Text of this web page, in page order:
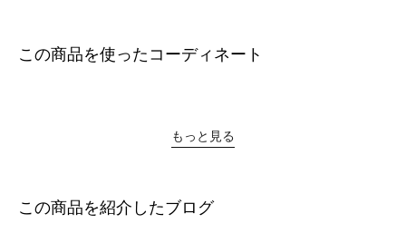
この商品を使ったコーディネート
もっと見る
この商品を紹介したブログ